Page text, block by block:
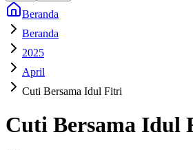
Beranda
Beranda
2025
April
Cuti Bersama Idul Fitri
Cuti Bersama Idul